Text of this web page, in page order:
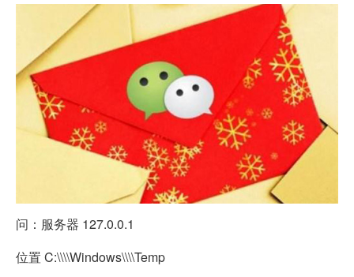
问：服务器 127.0.0.1
位置 C:\\\\Windows\\\\Temp